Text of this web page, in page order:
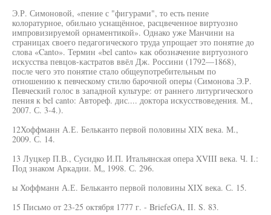
Э.Р. Симоновой, «пение с "фигурами", то есть пение
колоратурное, обильно уснащённое, расцвеченное виртуозно
импровизируемой орнаментикой». Однако уже Манчини на
страницах своего педагогического труда упрощает это понятие до
слова «Canto». Термин «bel canto» как обозначение виртуозного
искусства певцов-кастратов ввёл Дж. Россини (1792—1868),
после чего это понятие стало общеупотребительным по
отношению к певческому стилю барочной оперы (Симонова Э.Р.
Певческий голос в западной культуре: от раннего литургического
пения к bel canto: Автореф. дис.... доктора искусствоведения. М.,
2007. С. 3-4.).
12Хоффманн А.Е. Бельканто первой половины XIX века. М.,
2009. С. 14.
13 Луцкер П.В., Сусидко И.П. Итальянская опера XVIII века. Ч. I.:
Под знаком Аркадии. М„ 1998. С. 296.
ы Хоффманн А.Е. Бельканто первой половины XIX века. С. 15.
15 Письмо от 23-25 октября 1777 г. - BriefeGA, II. S. 83.